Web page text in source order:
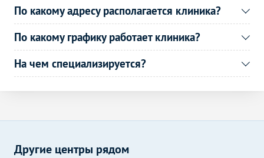
Рентген плечевой кости 1000р.
-
Рентген костей таза
1500р.
-
Рентген ребер
1000
Рентген грудины
1000р. -
По какому адресу располагается клиника?
По какому графику работает клиника?
На чем специализируется?
Другие центры рядом